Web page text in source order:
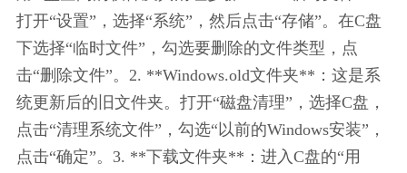
打开“设置”，选择“系统”，然后点击“存储”。在C盘
下选择“临时文件”，勾选要删除的文件类型，点
击“删除文件”。2. **Windows.old文件夹**：这是系
统更新后的旧文件夹。打开“磁盘清理”，选择C盘，
点击“清理系统文件”，勾选“以前的Windows安装”，
点击“确定”。3. **下载文件夹**：进入C盘的“用